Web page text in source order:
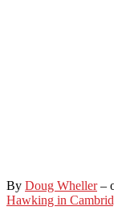
By Doug Wheller–
Hawking in